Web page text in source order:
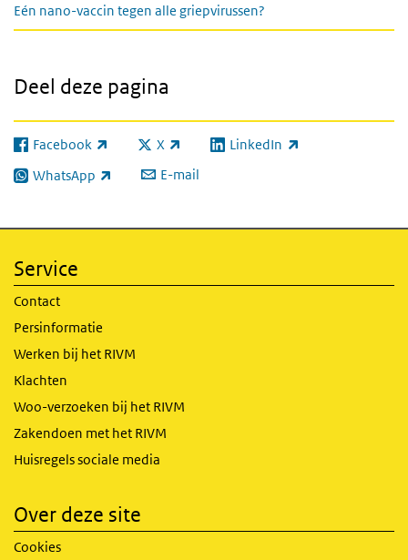
Eén nano-vaccin tegen alle griepvirussen?
Deel deze pagina
Facebook
(externe link) X
(externe link) LinkedIn
(externe link)
WhatsApp
(externe link) E-mail
Service
Contact
Persinformatie
Werken bij het RIVM
Klachten
Woo-verzoeken bij het RIVM
Zakendoen met het RIVM
Huisregels sociale media
Over deze site
Cookies